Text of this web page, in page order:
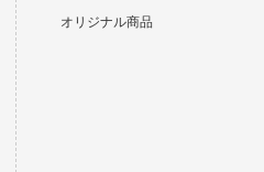
オリジナル商品